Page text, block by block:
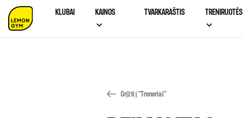
KLUBAI KAINOS TVARKARAŠTIS TRENIRUOTĖS
Grįžti į "Treneriai"